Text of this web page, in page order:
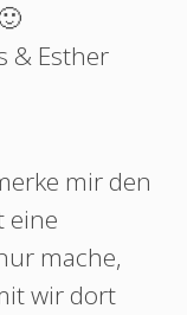
& Esther
mir den
eine
mache,
wir dort